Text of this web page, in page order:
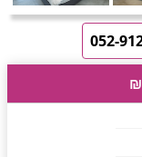
Previous
052-